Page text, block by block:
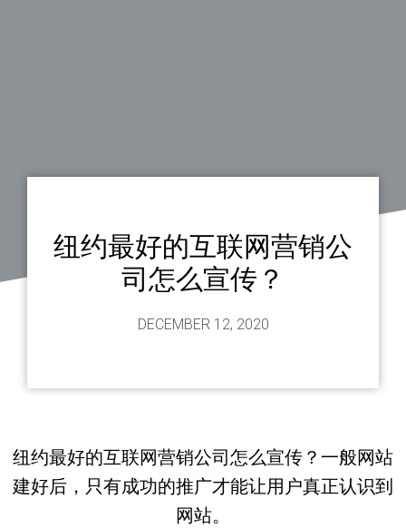
纽约最好的互联网营销公
司怎么宣传？
DECEMBER 12, 2020
纽约最好的互联网营销公司怎么宣传？一般网站
建好后，只有成功的推广才能让用户真正认识到
网站。